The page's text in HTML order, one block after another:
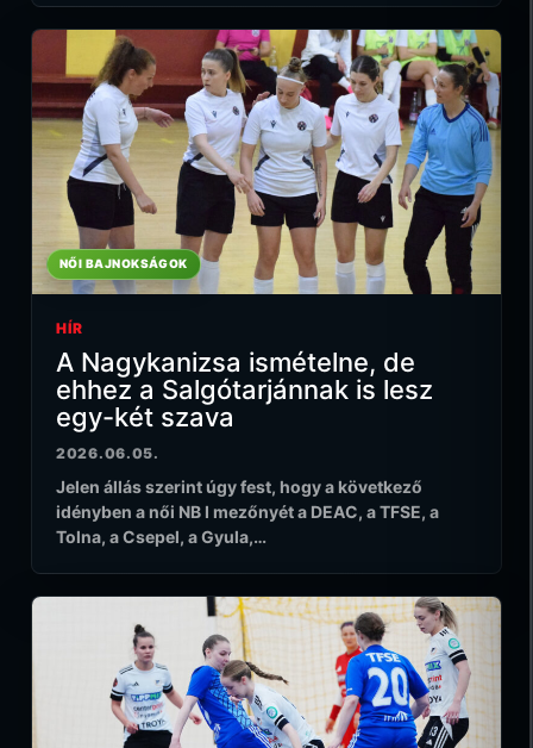
NŐI BAJNOKSÁGOK
HÍR
A Nagykanizsa ismételne, de
ehhez a Salgótarjánnak is lesz
egy-két szava
2026.06.05.
Jelen állás szerint úgy fest, hogy a következő
idényben a női NB I mezőnyét a DEAC, a TFSE, a
Tolna, a Csepel, a Gyula,…